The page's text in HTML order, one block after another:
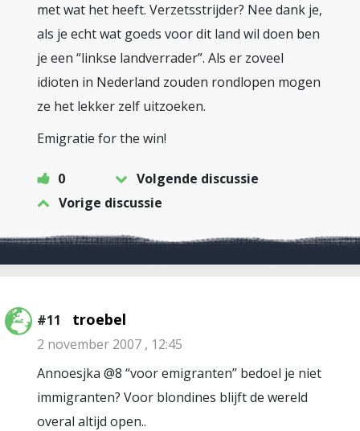
met wat het heeft. Verzetsstrijder? Nee dank je,
als je echt wat goeds voor dit land wil doen ben
je een “linkse landverrader”. Als er zoveel
idioten in Nederland zouden rondlopen mogen
ze het lekker zelf uitzoeken.
Emigratie for the win!
0
Volgende discussie
Vorige discussie
#11 troebel
2 november 2007 , 12:45
Annoesjka @8 “voor emigranten” bedoel je niet
immigranten? Voor blondines blijft de wereld
overal altijd open..